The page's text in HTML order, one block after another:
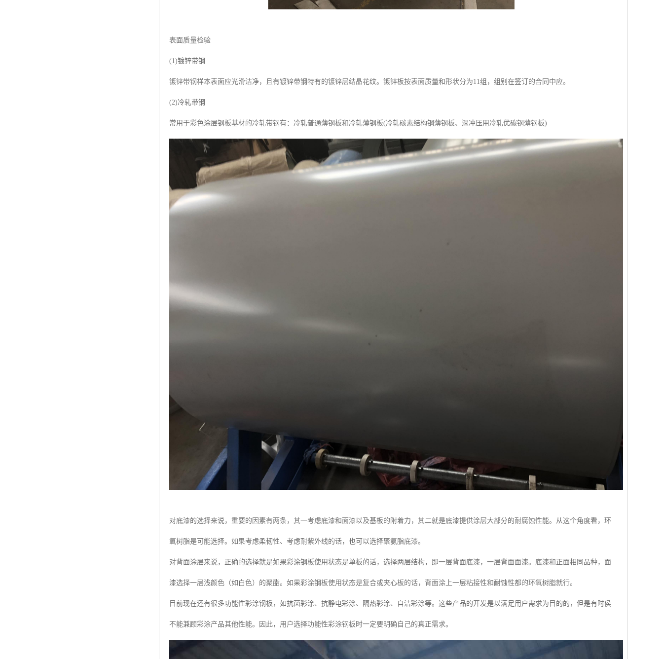
表面质量检验
(1)镀锌带钢
镀锌带钢样本表面应光滑洁净，且有镀锌带钢特有的镀锌层结晶花纹。镀锌板按表面质量和形状分为11组，组别在签订的合同中应。
(2)冷轧带钢
常用于彩色涂层钢板基材的冷轧带钢有：冷轧普通薄钢板和冷轧薄钢板(冷轧碳素结构钢薄钢板、深冲压用冷轧优碳钢薄钢板)
对底漆的选择来说，重要的因素有两条，其一考虑底漆和面漆以及基板的附着力，其二就是底漆提供涂层大部分的耐腐蚀性能。从这个角度看，环
氧树脂是可能选择。如果考虑柔韧性、考虑耐紫外线的话，也可以选择聚氨脂底漆。
对背面涂层来说，正确的选择就是如果彩涂钢板使用状态是单板的话，选择两层结构，即一层背面底漆，一层背面面漆。底漆和正面相同品种，面
漆选择一层浅颜色（如白色）的聚酯。如果彩涂钢板使用状态是复合或夹心板的话，背面涂上一层粘接性和耐蚀性都的环氧树脂就行。
目前现在还有很多功能性彩涂钢板，如抗菌彩涂、抗静电彩涂、隔热彩涂、自洁彩涂等。这些产品的开发是以满足用户需求为目的的，但是有时侯
不能兼顾彩涂产品其他性能。因此，用户选择功能性彩涂钢板时一定要明确自己的真正需求。